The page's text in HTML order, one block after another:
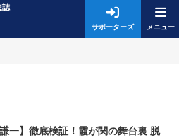
誌
サポーターズ
謙一】徹底検証！霞が関の舞台裏 脱